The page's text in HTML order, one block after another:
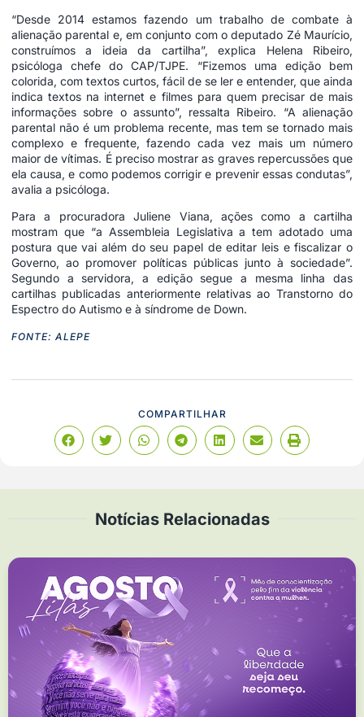
“Desde 2014 estamos fazendo um trabalho de combate à
alienação parental e, em conjunto com o deputado Zé Maurício,
construímos a ideia da cartilha”, explica Helena Ribeiro,
psicóloga chefe do CAP/TJPE. “Fizemos uma edição bem
colorida, com textos curtos, fácil de se ler e entender, que ainda
indica textos na internet e filmes para quem precisar de mais
informações sobre o assunto”, ressalta Ribeiro. “A alienação
parental não é um problema recente, mas tem se tornado mais
complexo e frequente, fazendo cada vez mais um número
maior de vítimas. É preciso mostrar as graves repercussões que
ela causa, e como podemos corrigir e prevenir essas condutas”,
avalia a psicóloga.
Para a procuradora Juliene Viana, ações como a cartilha
mostram que “a Assembleia Legislativa a tem adotado uma
postura que vai além do seu papel de editar leis e fiscalizar o
Governo, ao promover políticas públicas junto à sociedade”.
Segundo a servidora, a edição segue a mesma linha das
cartilhas publicadas anteriormente relativas ao Transtorno do
Espectro do Autismo e à síndrome de Down.
FONTE: ALEPE
COMPARTILHAR
Notícias Relacionadas